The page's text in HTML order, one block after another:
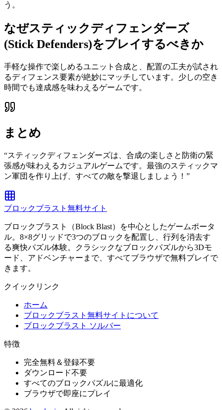
う。
なぜスティックディフェンダーズ
(Stick Defenders)をプレイするべきか
手軽な操作で楽しめるユニット合成と、配置の工夫が試され
るディフェンス要素が絶妙にマッチしています。少しの空き
時間でも達成感を味わえるゲームです。
まとめ
“スティックディフェンダーズは、合成の楽しさと防衛の緊
張感が味わえるカジュアルゲームです。最強のスティックマ
ン軍団を作り上げ、すべての敵を撃退しましょう！ ”
ブロックブラスト無料サイト
ブロックブラスト（Block Blast）を中心としたゲームポータ
ル。8×8グリッドで3つのブロックを配置し、行列を消去す
る爽快パズル体験。クラシックなブロックパズルから3Dモ
ード、アドベンチャーまで、すべてブラウザで無料プレイで
きます。
クイックリンク
ホーム
ブロックブラスト無料サイトについて
ブロックブラスト ソルバー
特徴
完全無料＆登録不要
ダウンロード不要
すべてのブロックパズルに最適化
ブラウザで即座にプレイ